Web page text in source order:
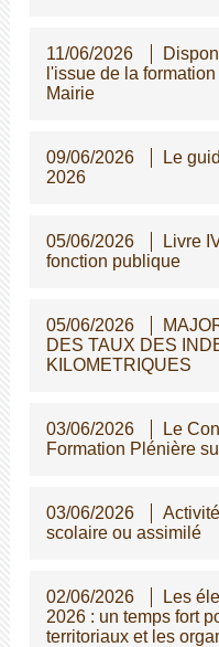
11/06/2026
l'issue de la
Mairie
09/06/2026
Le
2026
05/06/2026
Livre
fonction publique
05/06/2026
DES TAUX DES
KILOMETRIQUES
03/06/2026
Le
Formation Plénière
03/06/2026
scolaire ou assimilé
02/06/2026
Les
2026 : un temps fort
territoriaux et les